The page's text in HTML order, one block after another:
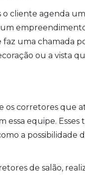
o cliente agenda
faz uma chamada
ou a vista
os corretores que
essa equipe.
a
de salão,